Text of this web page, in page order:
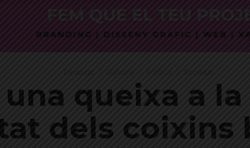
Societat
queixa a
dels coixins